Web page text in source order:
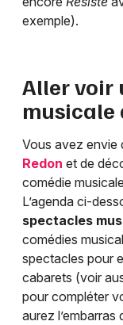
exemple).
Aller voir
musicale
Vous avez envie
Redon et de
comédie
L’agenda ci-
spectacles
comédies
spectacles pour
cabarets (voir
pour compléter
aurez l’embarras